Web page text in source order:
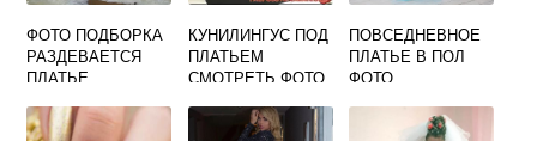
ФОТО ПОДБОРКА
РАЗДЕВАЕТСЯ
ПЛАТЬЕ
ТРУСЫ
КУНИЛИНГУС ПОД
ПЛАТЬЕМ
СМОТРЕТЬ ФОТО
ПОВСЕДНЕВНОЕ
ПЛАТЬЕ В ПОЛ
ФОТО